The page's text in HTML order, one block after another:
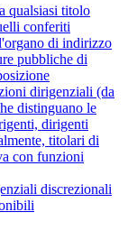
qualsiasi titolo
conferiti
di indirizzo
pubbliche di
dirigenziali (da
distinguano le
dirigenti
titolari di
con funzioni
discrezionali